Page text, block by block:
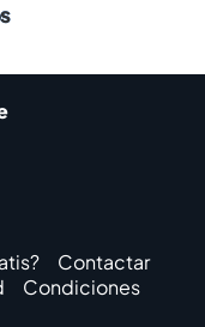
Contactar
Condiciones